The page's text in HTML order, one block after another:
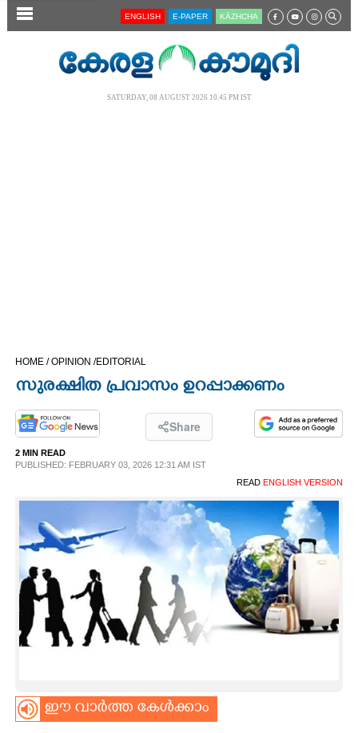
SECTIONS
OPINION
PHOTOS
SPIRITUAL
INFO+
ART
ASTRO
ENGLISH E-PAPER KĀZHCHA
SATURDAY, 08 AUGUST 2026 10.45 PM IST
HOME /OPINION /EDITORIAL
സുരക്ഷിത പ്രവാസം ഉറപ്പാക്കണം
Share
2 MIN READ
PUBLISHED: FEBRUARY 03, 2026 12:31 AM IST
READ ENGLISH VERSION
ഈ വാർത്ത കേൾക്കാം